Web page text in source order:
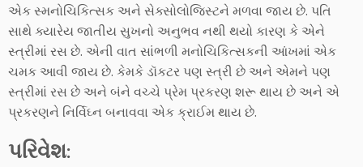
એક સ્મનોચિકિત્સક અને સેક્સોલોજિસ્ટને મળવા જાય છે. પતિ
સાથે ક્યારેય જાતીય સુખનો અનુભવ નથી થયો કારણ કે એને
સ્ત્રીમાં રસ છે. એની વાત સાંભળી મનોચિકિત્સકની આંખમાં એક
ચમક આવી જાય છે. કેમકે ડૉકટર પણ સ્ત્રી છે અને એમને પણ
સ્ત્રીમાં રસ છે અને બંને વચ્ચે પ્રેમ પ્રકરણ શરૂ થાય છે અને એ
પ્રકરણને નિર્વિઘ્ન બનાવવા એક ક્રાઈમ થાય છે.
પરિવેશ: